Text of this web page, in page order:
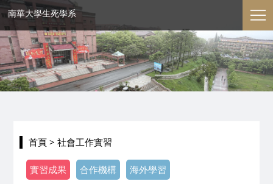
南華大學生死學系
首頁 > 社會工作實習
實習成果 合作機構 海外學習